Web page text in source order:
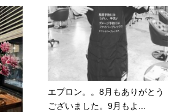
エプロン。。8月もありがとう
ございました。9月もよ...